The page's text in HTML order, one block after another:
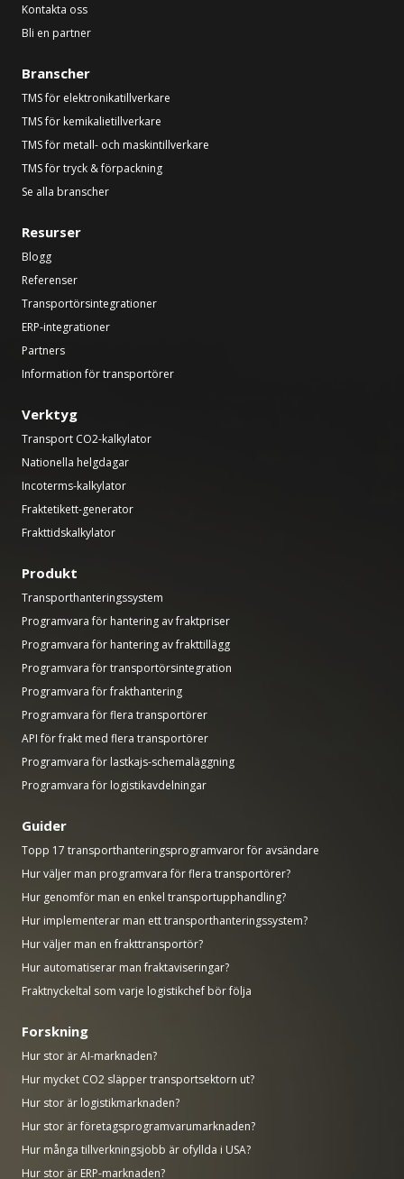
Kontakta oss
Bli en partner
Branscher
TMS för elektronikatillverkare
TMS för kemikalietillverkare
TMS för metall- och maskintillverkare
TMS för tryck & förpackning
Se alla branscher
Resurser
Blogg
Referenser
Transportörsintegrationer
ERP-integrationer
Partners
Information för transportörer
Verktyg
Transport CO2-kalkylator
Nationella helgdagar
Incoterms-kalkylator
Fraktetikett-generator
Frakttidskalkylator
Produkt
Transporthanteringssystem
Programvara för hantering av fraktpriser
Programvara för hantering av frakttillägg
Programvara för transportörsintegration
Programvara för frakthantering
Programvara för flera transportörer
API för frakt med flera transportörer
Programvara för lastkajs-schemaläggning
Programvara för logistikavdelningar
Guider
Topp 17 transporthanteringsprogramvaror för avsändare
Hur väljer man programvara för flera transportörer?
Hur genomför man en enkel transportupphandling?
Hur implementerar man ett transporthanteringssystem?
Hur väljer man en frakttransportör?
Hur automatiserar man fraktaviseringar?
Fraktnyckeltal som varje logistikchef bör följa
Forskning
Hur stor är AI-marknaden?
Hur mycket CO2 släpper transportsektorn ut?
Hur stor är logistikmarknaden?
Hur stor är företagsprogramvarumarknaden?
Hur många tillverkningsjobb är ofyllda i USA?
Hur stor är ERP-marknaden?